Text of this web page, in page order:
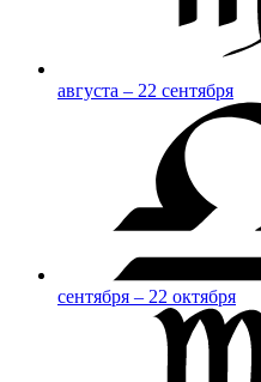
августа – 22 сентября
сентября – 22 октября